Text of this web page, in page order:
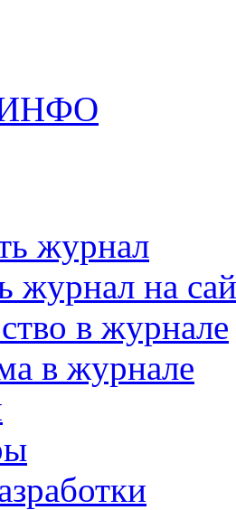
журнал
журнал на
в журнале
в журнале